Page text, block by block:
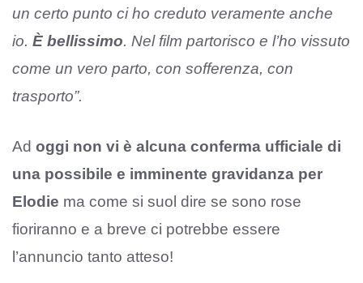
un certo punto ci ho creduto veramente anche
io. È bellissimo. Nel film partorisco e l’ho vissuto
come un vero parto, con sofferenza, con
trasporto”.
Ad oggi non vi è alcuna conferma ufficiale di
una possibile e imminente gravidanza per
Elodie ma come si suol dire se sono rose
fioriranno e a breve ci potrebbe essere
l’annuncio tanto atteso!